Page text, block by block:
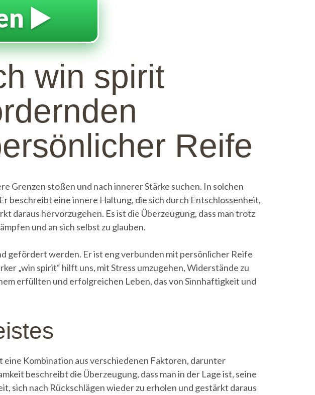
▶️
win spirit
Reife
Grenzen stoßen und nach innerer Stärke suchen. In solchen
beschreibt eine innere Haltung, die sich durch Entschlossenheit,
daraus hervorzugehen. Es ist die Überzeugung, dass man trotz
und an sich selbst zu glauben.
gefördert werden. Er ist eng verbunden mit persönlicher Reife
„win spirit“ hilft uns, mit Stress umzugehen, Widerstände zu
erfüllten und erfolgreichen Leben, das von Sinnhaftigkeit und
eine Kombination aus verschiedenen Faktoren, darunter
beschreibt die Überzeugung, dass man in der Lage ist, seine
sich nach Rückschlägen wieder zu erholen und gestärkt daraus